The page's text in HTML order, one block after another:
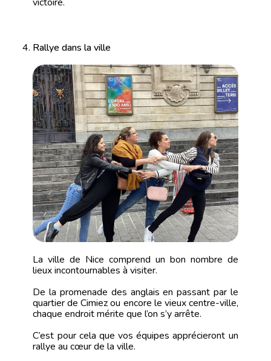
Rallye dans la ville
La ville de Nice comprend un bon nombre de
lieux incontournables à visiter.
De la promenade des anglais en passant par le
quartier de Cimiez ou encore le vieux centre-ville,
chaque endroit mérite que l’on s’y arrête.
C’est pour cela que vos équipes apprécieront un
rallye au cœur de la ville.